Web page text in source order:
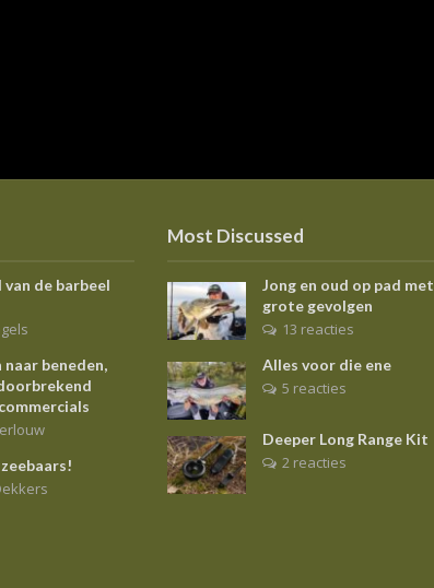
van de barbeel
naar beneden,
Most Discussed
Jong en oud op pad met
grote gevolgen
13 reacties
Alles voor die ene
5 reacties
Deeper Long Range Kit
2 reacties